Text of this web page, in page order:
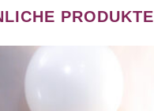
PRODUKTE